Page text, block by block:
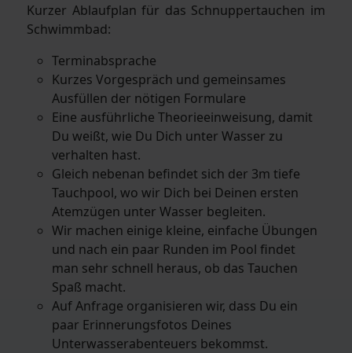
Kurzer Ablaufplan für das Schnuppertauchen im
Schwimmbad:
Terminabsprache
Kurzes Vorgespräch und gemeinsames
Ausfüllen der nötigen Formulare
Eine ausführliche Theorieeinweisung, damit
Du weißt, wie Du Dich unter Wasser zu
verhalten hast.
Gleich nebenan befindet sich der 3m tiefe
Tauchpool, wo wir Dich bei Deinen ersten
Atemzügen unter Wasser begleiten.
Wir machen einige kleine, einfache Übungen
und nach ein paar Runden im Pool findet
man sehr schnell heraus, ob das Tauchen
Spaß macht.
Auf Anfrage organisieren wir, dass Du ein
paar Erinnerungsfotos Deines
Unterwasserabenteuers bekommst.